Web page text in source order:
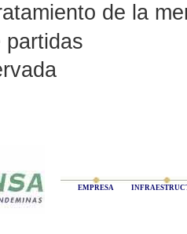
de la
partidas
EMPRESA